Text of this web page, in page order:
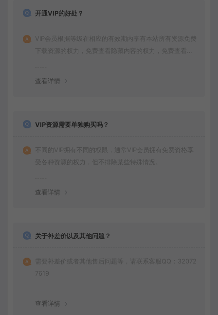
开通VIP的好处？
VIP会员根据等级在相应的有效期内享有本站所有资源免费
下载资源的权力，免费查看隐藏内容的权力，免费查看视
查看详情
VIP资源需要单独购买吗？
不同的VIP拥有不同的权限，通常VIP会员拥有免费资格享
受各种资源的权力，但不排除某些特殊情况。
查看详情
关于补差价以及其他问题？
需要补差价或者其他售后问题等，请联系客服QQ：32072
7619
查看详情